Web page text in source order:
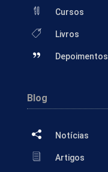
Cursos
Livros
Depoimentos
Blog
Notícias
Artigos